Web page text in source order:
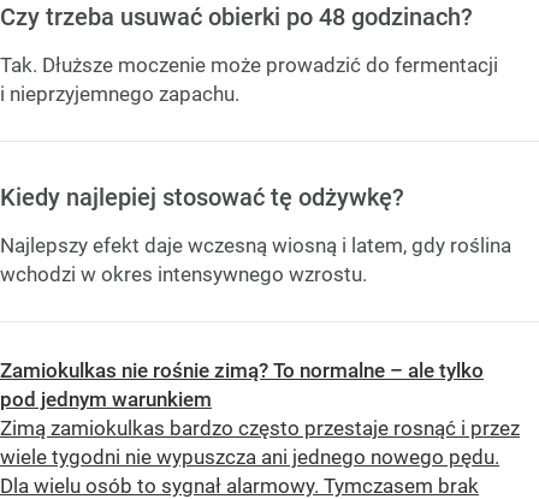
Czy trzeba usuwać obierki po 48 godzinach?
Tak. Dłuższe moczenie może prowadzić do fermentacji
i nieprzyjemnego zapachu.
Kiedy najlepiej stosować tę odżywkę?
Najlepszy efekt daje wczesną wiosną i latem, gdy roślina
wchodzi w okres intensywnego wzrostu.
Zamiokulkas nie rośnie zimą? To normalne – ale tylko
pod jednym warunkiem
Zimą zamiokulkas bardzo często przestaje rosnąć i przez
wiele tygodni nie wypuszcza ani jednego nowego pędu.
Dla wielu osób to sygnał alarmowy. Tymczasem brak